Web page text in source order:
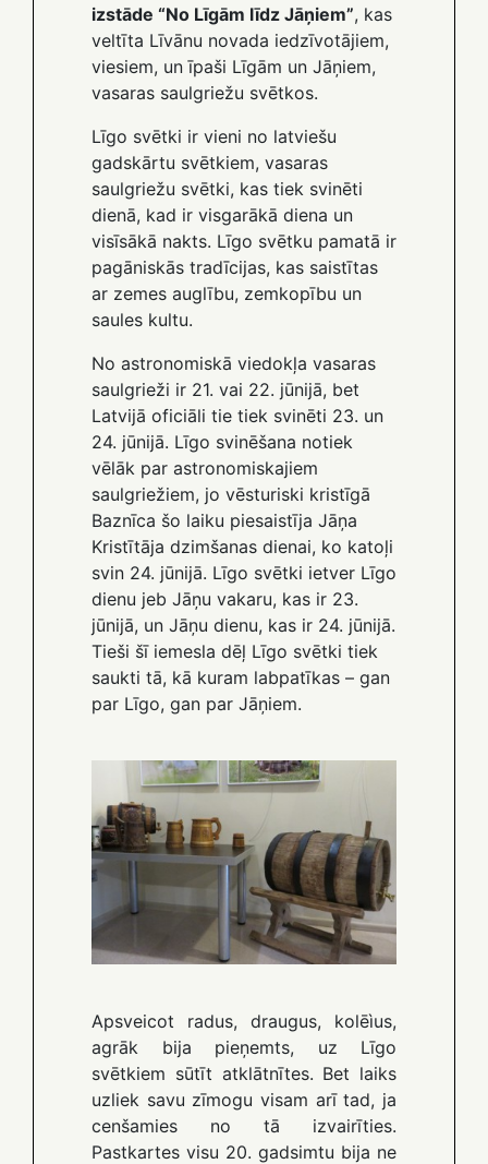
izstāde “No Līgām līdz Jāņiem”, kas
veltīta Līvānu novada iedzīvotājiem,
viesiem, un īpaši Līgām un Jāņiem,
vasaras saulgriežu svētkos.
Līgo svētki ir vieni no latviešu
gadskārtu svētkiem, vasaras
saulgriežu svētki, kas tiek svinēti
dienā, kad ir visgarākā diena un
visīsākā nakts. Līgo svētku pamatā ir
pagāniskās tradīcijas, kas saistītas
ar zemes auglību, zemkopību un
saules kultu.
No astronomiskā viedokļa vasaras
saulgrieži ir 21. vai 22. jūnijā, bet
Latvijā oficiāli tie tiek svinēti 23. un
24. jūnijā. Līgo svinēšana notiek
vēlāk par astronomiskajiem
saulgriežiem, jo vēsturiski kristīgā
Baznīca šo laiku piesaistīja Jāņa
Kristītāja dzimšanas dienai, ko katoļi
svin 24. jūnijā. Līgo svētki ietver Līgo
dienu jeb Jāņu vakaru, kas ir 23.
jūnijā, un Jāņu dienu, kas ir 24. jūnijā.
Tieši šī iemesla dēļ Līgo svētki tiek
saukti tā, kā kuram labpatīkas – gan
par Līgo, gan par Jāņiem.
Apsveicot radus, draugus, kolēìus,
agrāk bija pieņemts, uz Līgo
svētkiem sūtīt atklātnītes. Bet laiks
uzliek savu zīmogu visam arī tad, ja
cenšamies no tā izvairīties.
Pastkartes visu 20. gadsimtu bija ne